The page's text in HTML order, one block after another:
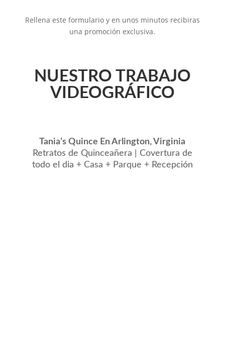
Rellena este formulario y en unos minutos recibiras
una promoción exclusiva.
NUESTRO TRABAJO
VIDEOGRÁFICO
Tania’s Quince En Arlington, Virginia
Retratos de Quinceañera | Covertura de
todo el dia + Casa + Parque + Recepción